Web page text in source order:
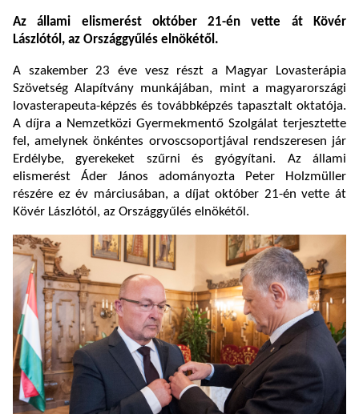
Az állami elismerést október 21-én vette át Kövér
Lászlótól, az Országgyűlés elnökétől.
A szakember 23 éve vesz részt a Magyar Lovasterápia
Szövetség Alapítvány munkájában, mint a magyarországi
lovasterapeuta-képzés és továbbképzés tapasztalt oktatója.
A díjra a Nemzetközi Gyermekmentő Szolgálat terjesztette
fel, amelynek önkéntes orvoscsoportjával rendszeresen jár
Erdélybe, gyerekeket szűrni és gyógyítani. Az állami
elismerést Áder János adományozta Peter Holzmüller
részére ez év márciusában, a díjat október 21-én vette át
Kövér Lászlótól, az Országgyűlés elnökétől.